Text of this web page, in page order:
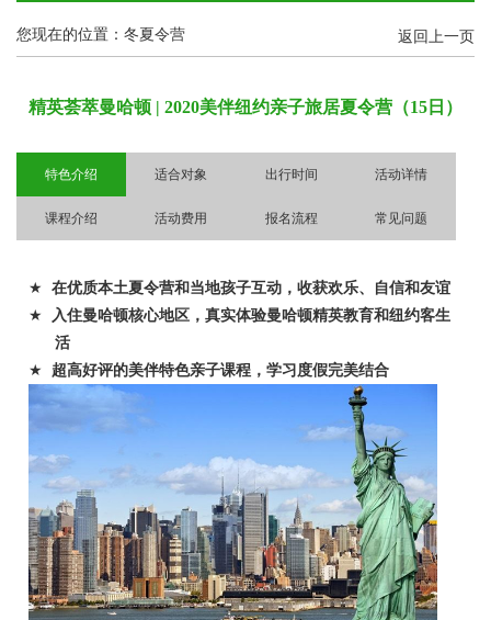
您现在的位置：冬夏令营 返回上一页
精英荟萃曼哈顿 | 2020美伴纽约亲子旅居夏令营（15日）
特色介绍 适合对象 出行时间 活动详情
课程介绍 活动费用 报名流程 常见问题
★ 在优质本土夏令营和当地孩子互动，收获欢乐、自信和友谊
★ 入住曼哈顿核心地区，真实体验曼哈顿精英教育和纽约客生
活
★ 超高好评的美伴特色亲子课程，学习度假完美结合